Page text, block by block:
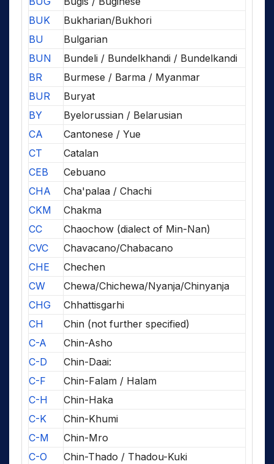
BUK
Bukharian/Bukhori
BU
Bulgarian
BUN
Bundeli / Bundelkhandi / Bundelkandi
BR
Burmese / Barma / Myanmar
BUR
Buryat
BY
Byelorussian / Belarusian
CA
Cantonese / Yue
CT
Catalan
CEB
Cebuano
CHA
Cha'palaa / Chachi
CKM
Chakma
CC
Chaochow (dialect of Min-Nan)
CVC
Chavacano/Chabacano
CHE
Chechen
CW
Chewa/Chichewa/Nyanja/Chinyanja
CHG
Chhattisgarhi
CH
Chin (not further specified)
C-A
Chin-Asho
C-D
Chin-Daai:
C-F
Chin-Falam / Halam
C-H
Chin-Haka
C-K
Chin-Khumi
C-M
Chin-Mro
C-O
Chin-Thado / Thadou-Kuki